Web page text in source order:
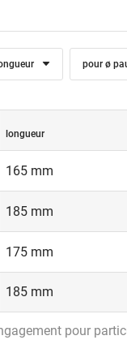
pour ø
longueur
165 mm
185 mm
175 mm
185 mm
pour